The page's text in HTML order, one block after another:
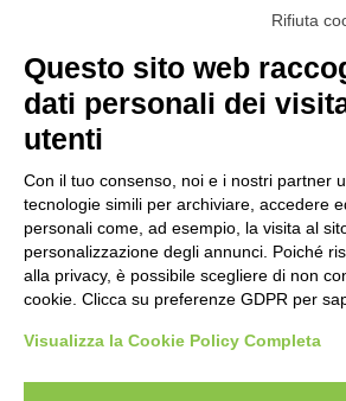
Stradone Antonio Provolo, 43 37123 Verona (VR)
P.IVA/C.F._00348120239
tel. 045 8000015 fax 045 8035601
istituto@gresner.it istituto@pec.gresner.it
Rifiuta
Questo sito web
dati personali dei
utenti
Con il tuo consenso, noi e i nostri partner
tecnologie simili per archiviare, accedere
personali come, ad esempio, la visita al
personalizzazione degli annunci. Poiché
alla privacy, è possibile scegliere di non
cookie. Clicca su preferenze GDPR per
Visualizza la Cookie Policy Completa